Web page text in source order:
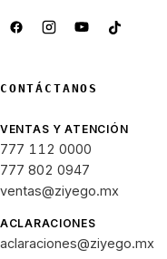
CONTÁCTANOS
VENTAS Y ATENCIÓN
777 112 0000
777 802 0947
ventas@ziyego.mx
ACLARACIONES
aclaraciones@ziyego.mx